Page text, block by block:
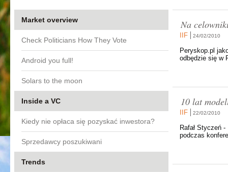
Market overview
Check Politicians How They Vote
Android you full!
Solars to the moon
Inside a VC
Kiedy nie opłaca się pozyskać inwestora?
Sprzedawcy poszukiwani
Trends
Na
IIF 24/02/2010
Peryskop.pl
odbędzie się w
10 lat
IIF 22/02/2010
Rafał Styczeń
podczas